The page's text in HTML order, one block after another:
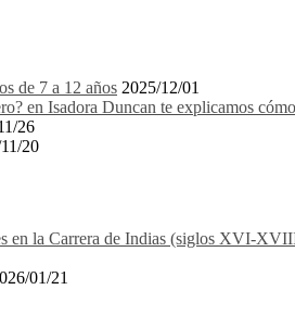
de 7 a 12 años 2025/12/01
en Isadora Duncan te explicamos
26
20
en la Carrera de Indias (siglos XVI-
01/21